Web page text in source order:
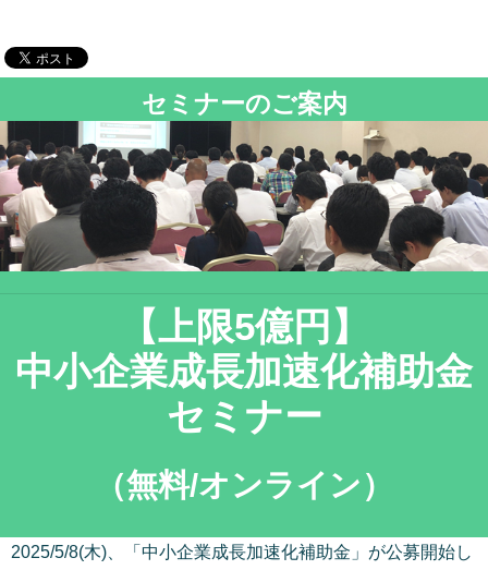
セミナーのご案内
【上限5億円】
中小企業成長加速化補助金
セミナー
（無料/オンライン）
2025/5/8(木)、「中小企業成長加速化補助金」が公募開始し